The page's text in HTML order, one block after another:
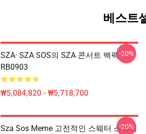
베스트
SZA· SZA SOS의 SZA 콘서트 백팩
RB0903
₩5,084,820 - ₩5,718,700
-20%
Sza Sos Meme 고전적인 스웨터 스웨터
-20%